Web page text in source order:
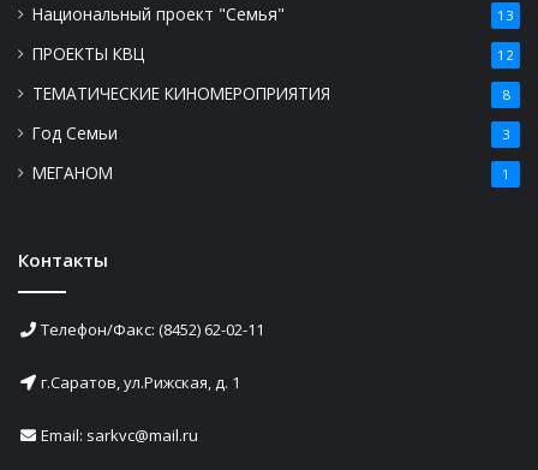
Национальный проект "Семья" 13
ПРОЕКТЫ КВЦ 12
ТЕМАТИЧЕСКИЕ КИНОМЕРОПРИЯТИЯ 8
Год Семьи 3
МЕГАНОМ 1
Контакты
Телефон/Факс: (8452) 62-02-11
г.Саратов, ул.Рижская, д. 1
Email: sarkvc@mail.ru